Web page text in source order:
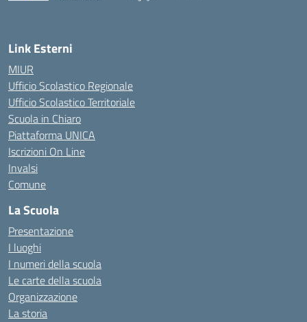
Link Esterni
MIUR
Ufficio Scolastico Regionale
Ufficio Scolastico Territoriale
Scuola in Chiaro
Piattaforma UNICA
Iscrizioni On Line
Invalsi
Comune
La Scuola
Presentazione
I luoghi
I numeri della scuola
Le carte della scuola
Organizzazione
La storia